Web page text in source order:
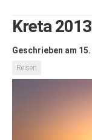
Kreta 2013
Geschrieben am
Reisen